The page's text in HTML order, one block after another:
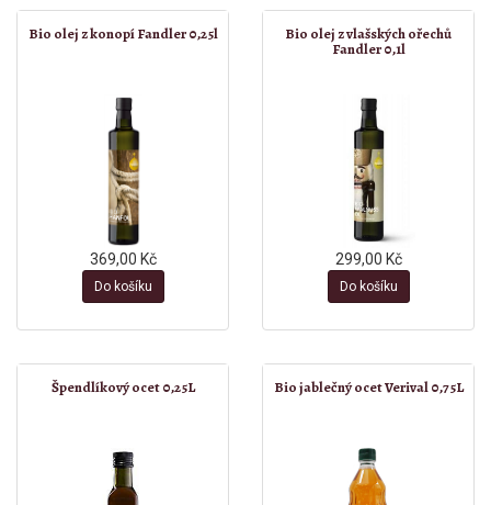
Bio olej z konopí Fandler 0,25l
369,00 Kč
Do košíku
Bio olej z vlašských ořechů
Fandler 0,1l
299,00 Kč
Do košíku
Špendlíkový ocet 0,25L Bio jablečný ocet Verival 0,75L